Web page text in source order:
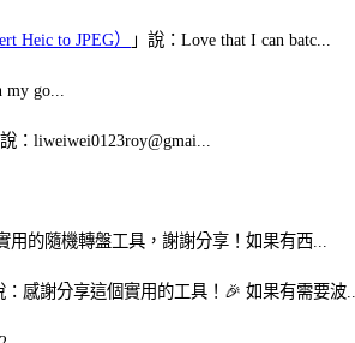
Heic to JPEG） 」說：Love that I can batc...
go...
說：liweiwei0123roy@gmai...
用的隨機轉盤工具，謝謝分享！如果有西...
：感謝分享這個實用的工具！🎉 如果有需要波